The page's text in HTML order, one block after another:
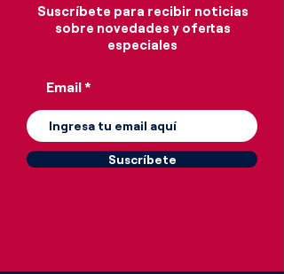
Suscríbete para recibir noticias
sobre novedades y ofertas
especiales
Email
Suscríbete